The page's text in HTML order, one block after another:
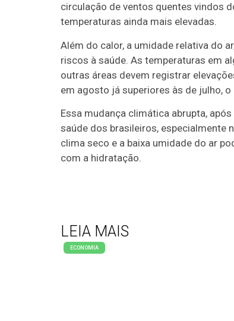
circulação de ventos quentes vindos
temperaturas ainda mais elevadas.
Além do calor, a umidade relativa do
riscos à saúde. As temperaturas em
outras áreas devem registrar
em agosto já superiores às de julho,
Essa mudança climática abrupta,
saúde dos brasileiros, especialmente
clima seco e a baixa umidade do ar
com a hidratação.
LEIA MAIS
ECONOMIA